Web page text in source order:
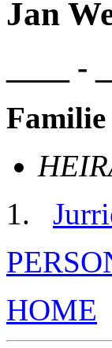
Jan
____ -
Familie
HOME